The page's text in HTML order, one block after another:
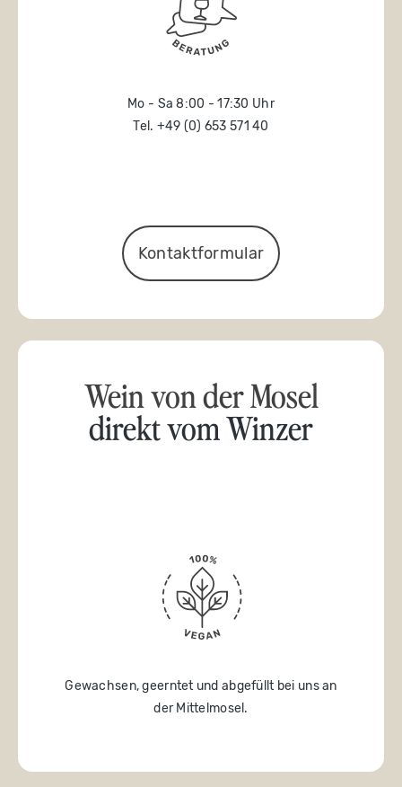
Mo - Sa 8:00 - 17:30 Uhr
Tel. +49 (0) 653 571 40
Kontaktformular
Wein von der Mosel
direkt vom Winzer
Gewachsen, geerntet und abgefüllt bei uns an
der Mittelmosel.